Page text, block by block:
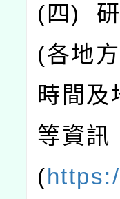
( 四)
(各地
時間及
等資訊
(